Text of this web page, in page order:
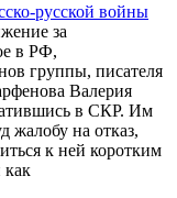
русской войны
за
в РФ,
группы, писателя
Валерия
в СКР. Им
жалобу на отказ,
к ней коротким
как